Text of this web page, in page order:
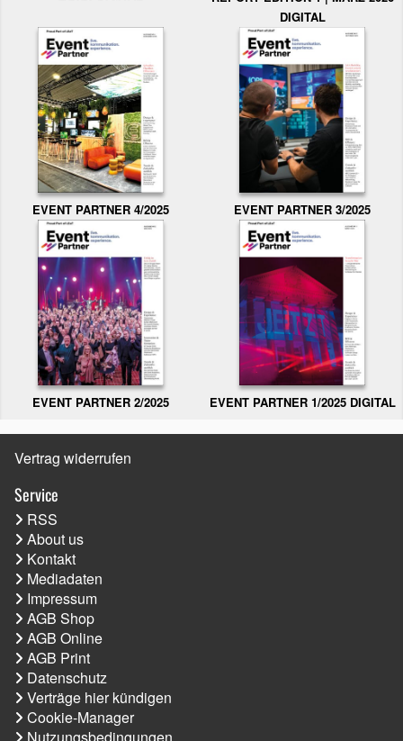
DIGITAL
EVENT PARTNER 4/2025 EVENT PARTNER 3/2025
EVENT PARTNER 2/2025 EVENT PARTNER 1/2025 DIGITAL
Vertrag widerrufen
Service
RSS
About us
Kontakt
Mediadaten
Impressum
AGB Shop
AGB Online
AGB Print
Datenschutz
Verträge hier kündigen
Cookie-Manager